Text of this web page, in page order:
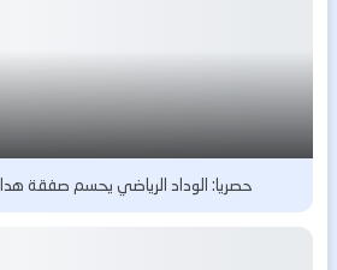
حصريا: الوداد الرياضي يحسم صفقة